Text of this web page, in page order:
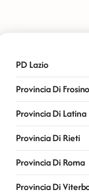
PD Lazio
Provincia Di
Provincia Di Latina
Provincia Di Rieti
Provincia Di Roma
Provincia Di